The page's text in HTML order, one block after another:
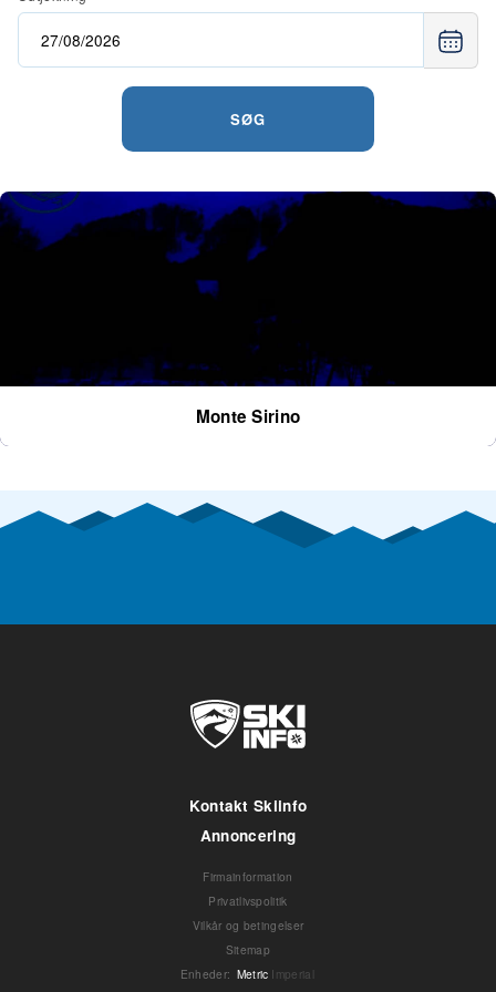
SØG
Monte Sirino
Kontakt Skiinfo
Annoncering
Firmainformation
Privatlivspolitik
Vilkår og betingelser
Sitemap
Enheder: Metric Imperial